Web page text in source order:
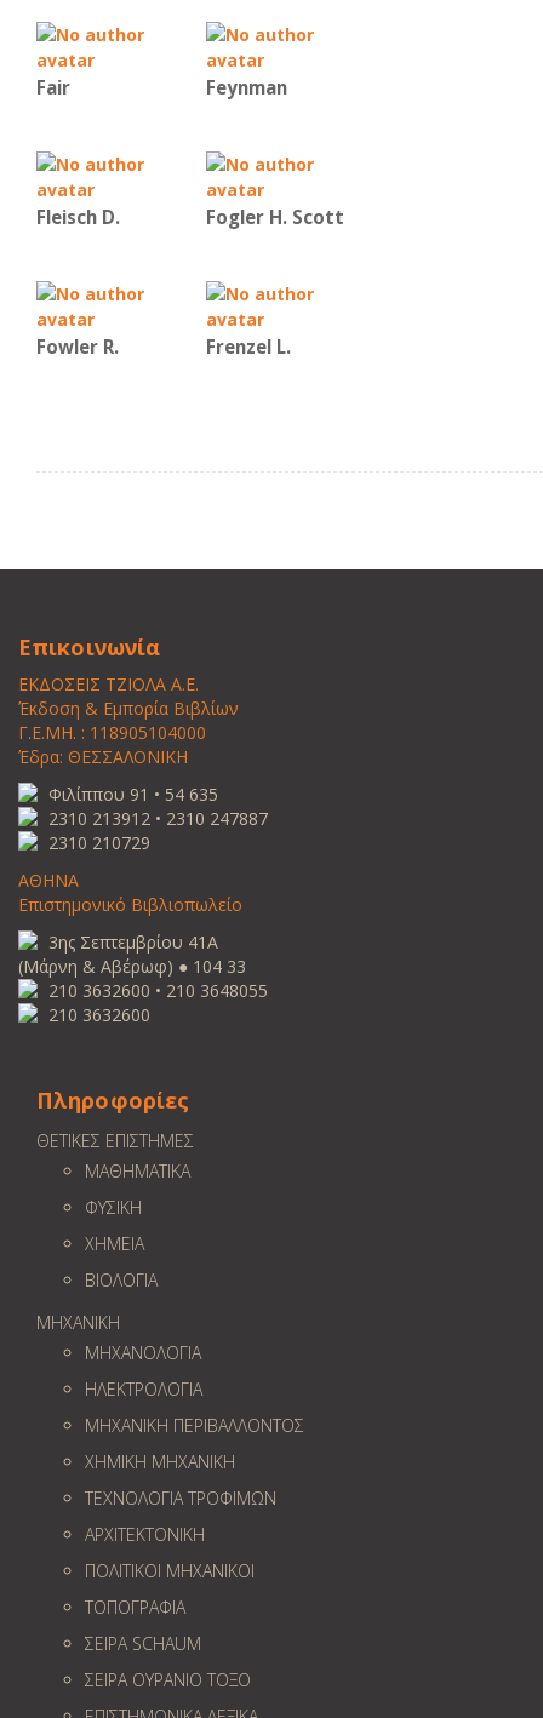
Fair Feynman
Fleisch D. Fogler H. Scott
Fowler R. Frenzel L.
Επικοινωνία
ΕΚΔΟΣΕΙΣ ΤΖΙΟΛΑ Α.Ε.
Έκδοση & Εμπορία Βιβλίων
Γ.Ε.ΜΗ. : 118905104000
Έδρα: ΘΕΣΣΑΛΟΝΙΚΗ
Φιλίππου 91 • 54 635
2310 213912 • 2310 247887
2310 210729
ΑΘΗΝΑ
Επιστημονικό Βιβλιοπωλείο
3ης Σεπτεμβρίου 41Α
(Μάρνη & Αβέρωφ) ● 104 33
210 3632600 • 210 3648055
210 3632600
Πληροφορίες
ΘΕΤΙΚΕΣ ΕΠΙΣΤΗΜΕΣ
ΜΑΘΗΜΑΤΙΚΑ
ΦΥΣΙΚΗ
ΧΗΜΕΙΑ
ΒΙΟΛΟΓΙΑ
ΜΗΧΑΝΙΚΗ
ΜΗΧΑΝΟΛΟΓΙΑ
ΗΛΕΚΤΡΟΛΟΓΙΑ
ΜΗΧΑΝΙΚΗ ΠΕΡΙΒΑΛΛΟΝΤΟΣ
ΧΗΜΙΚΗ ΜΗΧΑΝΙΚΗ
ΤΕΧΝΟΛΟΓΙΑ ΤΡΟΦΙΜΩΝ
ΑΡΧΙΤΕΚΤΟΝΙΚΗ
ΠΟΛΙΤΙΚΟΙ ΜΗΧΑΝΙΚΟΙ
ΤΟΠΟΓΡΑΦΙΑ
ΣΕΙΡΑ SCHAUM
ΣΕΙΡΑ ΟΥΡΑΝΙΟ ΤΟΞΟ